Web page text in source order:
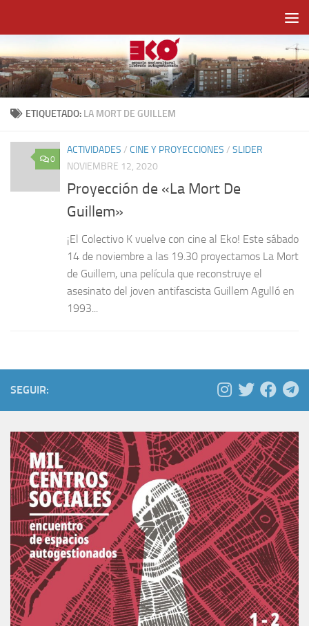
ETIQUETADO: LA MORT DE GUILLEM
0
ACTIVIDADES / CINE Y PROYECCIONES / SLIDER
NOVIEMBRE 12, 2020
Proyección de «La Mort De
Guillem»
¡El Colectivo K vuelve con cine al Eko! Este sábado
14 de noviembre a las 19.30 proyectamos La Mort
de Guillem, una película que reconstruye el
asesinato del joven antifascista Guillem Agulló en
1993...
SEGUIR: